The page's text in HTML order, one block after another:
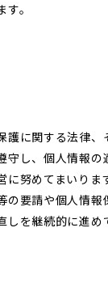
す。
護に関する法律、
守し、個人情報の
に努めてまいりま
の要請や個人情報
しを継続的に進め